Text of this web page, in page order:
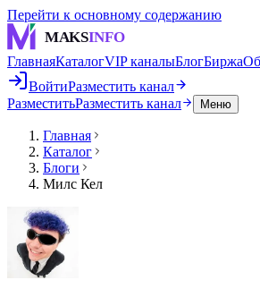
Перейти к основному содержанию
MAKSINFO
ГлавнаяКаталогVIP каналыБлогБиржа
ВойтиРазместить канал
РазместитьРазместить канал Меню
Главная
Каталог
Блоги
Милс Кел